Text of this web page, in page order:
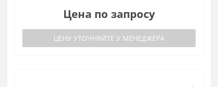
Цена по запросу
ЦЕНУ УТОЧНЯЙТЕ У МЕНЕДЖЕРА